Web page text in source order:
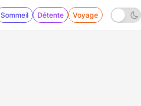
Sommeil Détente Voyage